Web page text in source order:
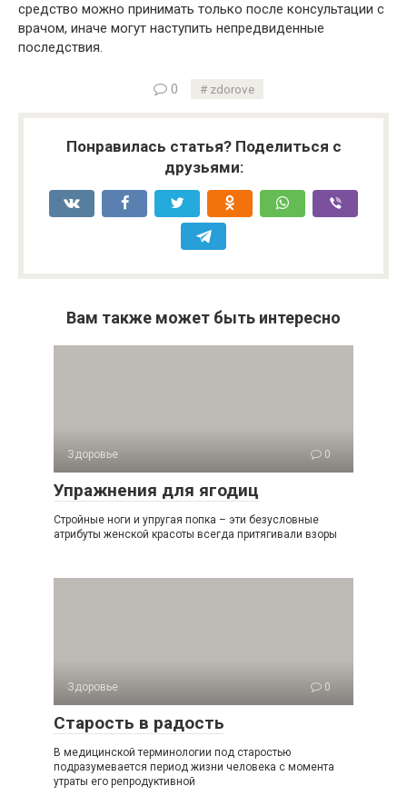
средство можно принимать только после консультации с
врачом, иначе могут наступить непредвиденные
последствия.
0 zdorove
Понравилась статья? Поделиться с
друзьями:
Вам также может быть интересно
Здоровье 0
Упражнения для ягодиц
Стройные ноги и упругая попка – эти безусловные
атрибуты женской красоты всегда притягивали взоры
Здоровье 0
Старость в радость
В медицинской терминологии под старостью
подразумевается период жизни человека с момента
утраты его репродуктивной